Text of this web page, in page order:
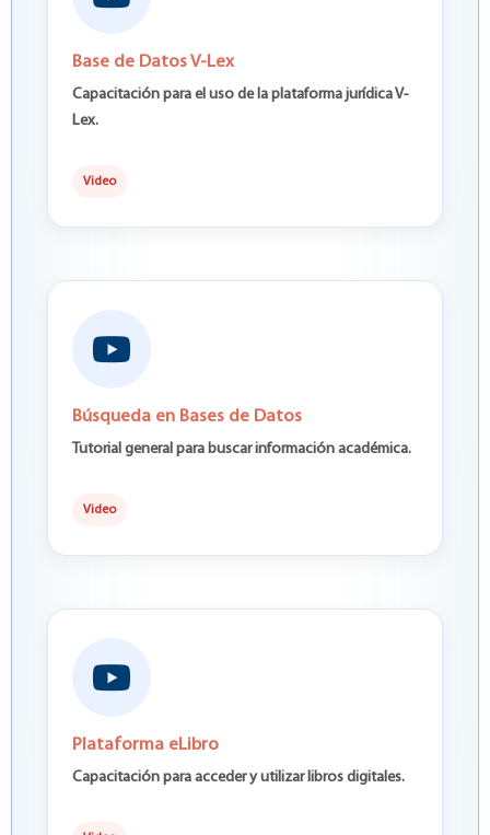
Base de Datos V-Lex
Capacitación para el uso de la plataforma jurídica V-
Lex.
Video
Búsqueda en Bases de Datos
Tutorial general para buscar información académica.
Video
Plataforma eLibro
Capacitación para acceder y utilizar libros digitales.